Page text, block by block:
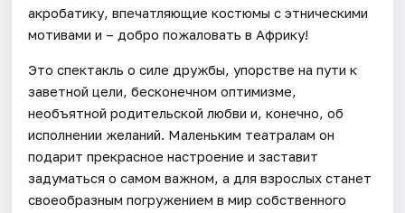
акробатику, впечатляющие костюмы с этническими
мотивами и – добро пожаловать в Африку!
Это спектакль о силе дружбы, упорстве на пути к
заветной цели, бесконечном оптимизме,
необъятной родительской любви и, конечно, об
исполнении желаний. Маленьким театралам он
подарит прекрасное настроение и заставит
задуматься о самом важном, а для взрослых станет
своеобразным погружением в мир собственного